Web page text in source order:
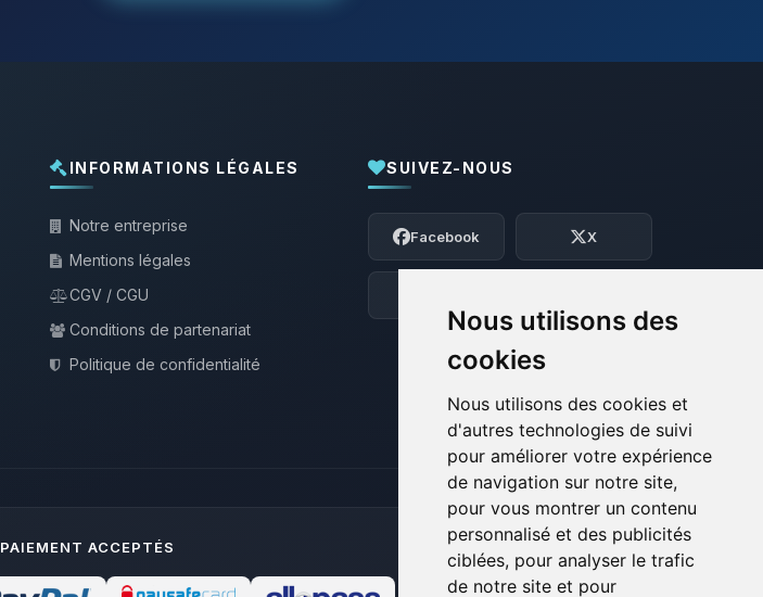
Nous utilisons des
cookies
Nous utilisons des cookies et
d'autres technologies de suivi
pour améliorer votre expérience
de navigation sur notre site,
pour vous montrer un contenu
personnalisé et des publicités
ciblées, pour analyser le trafic
de notre site et pour
INFORMATIONS LÉGALES
Notre entreprise
Mentions légales
CGV / CGU
Conditions de partenariat
Politique de confidentialité
SUIVEZ-NOUS
Facebook X
ACCEPTÉS
Youpi, enfin quelqu’un pour me parler !
Moi c’est Choupy, ton petit assistant
BoxToPlay. Dis-moi ce dont tu as besoin
et je vais remuer mes petits circuits
07/08/2026 à 06:20